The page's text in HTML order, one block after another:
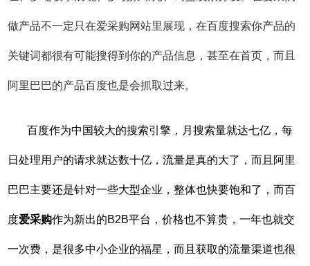
做产品不一定只在爱采购网站里展现，在百度搜索你产品的
关键词都很有可能搜得到你的产品信息，甚至在首页，而且
阿里巴巴的产品百度也是会抓取过来。
百度作为中国较大的搜索引擎，月搜索量就达七亿，每
日处理用户的请求就达数十亿，流量是真的大了，而且阿里
巴巴主要还是针对一些大型企业，整体也快要饱和了，而百
度爱采购作为新出的B2B平台，价格也不算贵，一年也就交
一次费，是很多中小企业的福星，而且获取的流量渠道也很